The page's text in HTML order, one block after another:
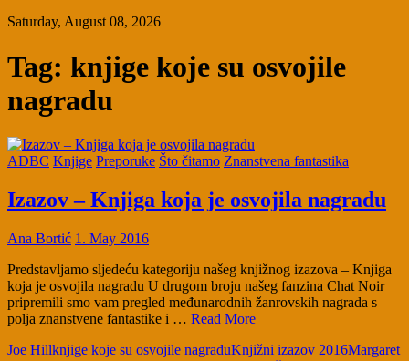
Saturday, August 08, 2026
Tag: knjige koje su osvojile
nagradu
ADBC Knjige Preporuke Što čitamo Znanstvena fantastika
Izazov – Knjiga koja je osvojila nagradu
Ana Bortić 1. May 2016
Predstavljamo sljedeću kategoriju našeg knjižnog izazova – Knjiga
koja je osvojila nagradu U drugom broju našeg fanzina Chat Noir
pripremili smo vam pregled međunarodnih žanrovskih nagrada s
polja znanstvene fantastike i … Read More
Joe Hillknjige koje su osvojile nagraduKnjižni izazov 2016Margaret